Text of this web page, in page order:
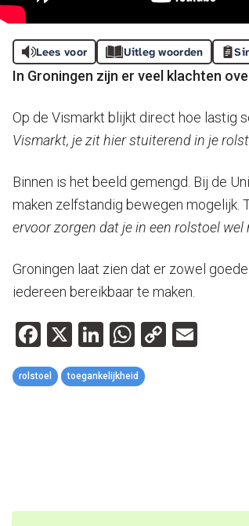
Lees voor Uitleg woorden
In Groningen zijn er veel klachten
Op de Vismarkt blijkt direct hoe lastig
Vismarkt, je zit hier stuiterend in je
Binnen is het beeld gemengd. Bij de
maken zelfstandig bewegen mogelijk.
ervoor zorgen dat je in een rolstoel wel
Groningen laat zien dat er zowel
iedereen bereikbaar te maken.
Facebook
X LinkedIn
WhatsApp
Copy
rolstoel toegankelijkheid